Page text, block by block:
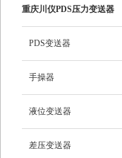
重庆川仪PDS压力变送器
PDS变送器
手操器
液位变送器
差压变送器